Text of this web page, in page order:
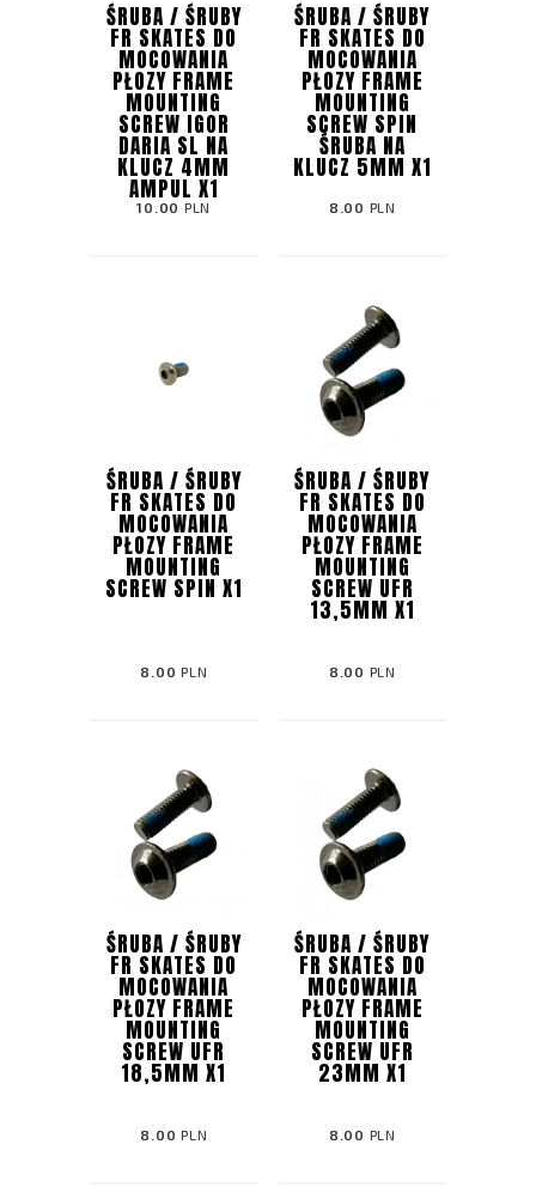
ŚRUBA / ŚRUBY
FR SKATES DO
MOCOWANIA
PŁOZY FRAME
MOUNTING
SCREW IGOR
DARIA SL NA
KLUCZ 4MM
AMPUL X1
10.00 PLN
ŚRUBA / ŚRUBY
FR SKATES DO
MOCOWANIA
PŁOZY FRAME
MOUNTING
SCREW SPIN
ŚRUBA NA
KLUCZ 5MM X1
8.00 PLN
ŚRUBA / ŚRUBY
FR SKATES DO
MOCOWANIA
PŁOZY FRAME
MOUNTING
SCREW SPIN X1
8.00 PLN
ŚRUBA / ŚRUBY
FR SKATES DO
MOCOWANIA
PŁOZY FRAME
MOUNTING
SCREW UFR
13,5MM X1
8.00 PLN
ŚRUBA / ŚRUBY
FR SKATES DO
MOCOWANIA
PŁOZY FRAME
MOUNTING
SCREW UFR
18,5MM X1
8.00 PLN
ŚRUBA / ŚRUBY
FR SKATES DO
MOCOWANIA
PŁOZY FRAME
MOUNTING
SCREW UFR
23MM X1
8.00 PLN